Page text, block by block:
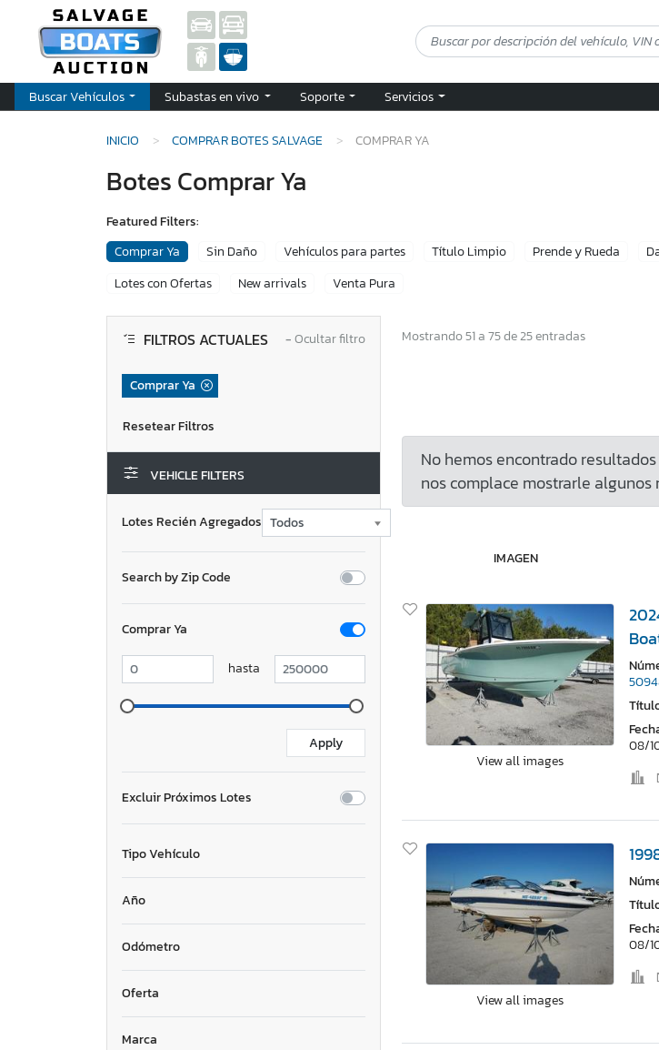
Buscar Vehículos Subastas en vivo Soporte Servicios
INICIO COMPRAR BOTES SALVAGE COMPRAR YA
Botes Comprar Ya
Featured Filters:
Comprar Ya
Sin Daño Vehículos para partes Título Limpio Prende y Rueda
Lotes con Ofertas
New arrivals Venta Pura
FILTROS ACTUALES −Ocultar filtro
Comprar Ya
VEHICLE FILTERS
Lotes Recién Agregados
Search by Zip Code
Comprar Ya
hasta
Excluir Próximos Lotes
Tipo Vehículo
Año
Odómetro
Oferta
Marca
Mostrando 51 a 75 de 25 entradas
No hemos encontrado
nos complace mostrarle algunos
IMAGEN
View all images
08/
View all images
08/